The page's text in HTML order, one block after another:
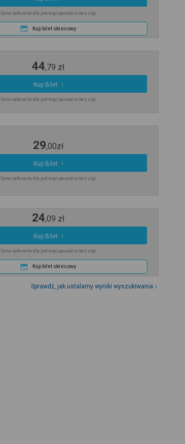
Cena całkowita dla jednego pasażera bez ulgi
Kup bilet okresowy
44,79 zł
Kup Bilet
Cena całkowita dla jednego pasażera bez ulgi
29,00zł
Kup Bilet
Cena całkowita dla jednego pasażera bez ulgi
24,09 zł
Kup Bilet
Cena całkowita dla jednego pasażera bez ulgi
Kup bilet okresowy
Sprawdź, jak ustalamy wyniki wyszukiwania